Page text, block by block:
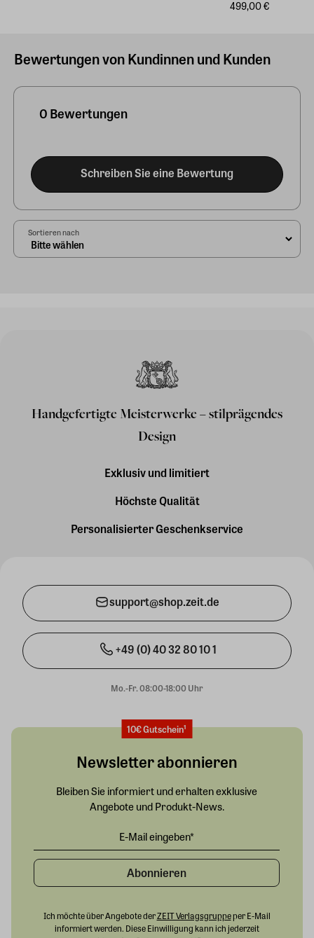
499,00 €
Bewertungen von Kundinnen und Kunden
0 Bewertungen
Schreiben Sie eine Bewertung
Sortieren nach
Handgefertigte Meisterwerke – stilprägendes
Design
Exklusiv und limitiert
Höchste Qualität
Personalisierter Geschenkservice
support@shop.zeit.de
+49 (0) 40 32 80 10 1
Mo.-Fr. 08:00-18:00 Uhr
10€ Gutschein¹
Newsletter abonnieren
Bleiben Sie informiert und erhalten exklusive
Angebote und Produkt-News.
Abonnieren
Ich möchte über Angebote derZEIT Verlagsgruppeper E-Mail
informiert werden. Diese Einwilligung kann ich jederzeit